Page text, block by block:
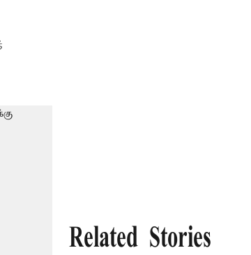
Related Stories